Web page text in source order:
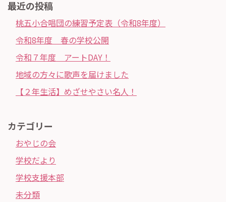
最近の投稿
桃五小合唱団の練習予定表（令和8年度）
令和8年度 春の学校公開
令和７年度 アートDAY！
地域の方々に歌声を届けました
【２年生活】めざせやさい名人！
カテゴリー
おやじの会
学校だより
学校支援本部
未分類